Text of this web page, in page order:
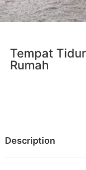
Tempat
Rumah
Description